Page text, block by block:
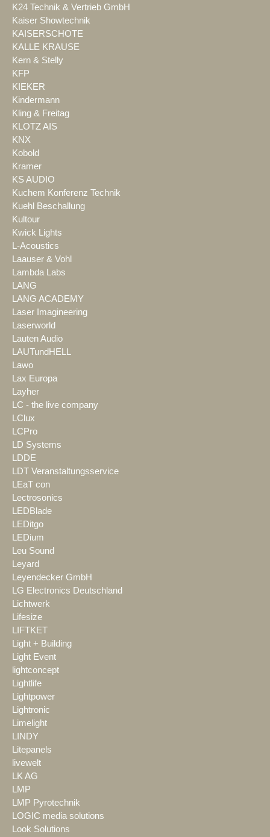
K24 Technik & Vertrieb GmbH
Kaiser Showtechnik
KAISERSCHOTE
KALLE KRAUSE
Kern & Stelly
KFP
KIEKER
Kindermann
Kling & Freitag
KLOTZ AIS
KNX
Kobold
Kramer
KS AUDIO
Kuchem Konferenz Technik
Kuehl Beschallung
Kultour
Kwick Lights
L-Acoustics
Laauser & Vohl
Lambda Labs
LANG
LANG ACADEMY
Laser Imagineering
Laserworld
Lauten Audio
LAUTundHELL
Lawo
Lax Europa
Layher
LC - the live company
LClux
LCPro
LD Systems
LDDE
LDT Veranstaltungsservice
LEaT con
Lectrosonics
LEDBlade
LEDitgo
LEDium
Leu Sound
Leyard
Leyendecker GmbH
LG Electronics Deutschland
Lichtwerk
Lifesize
LIFTKET
Light + Building
Light Event
lightconcept
Lightlife
Lightpower
Lightronic
Limelight
LINDY
Litepanels
livewelt
LK AG
LMP
LMP Pyrotechnik
LOGIC media solutions
Look Solutions